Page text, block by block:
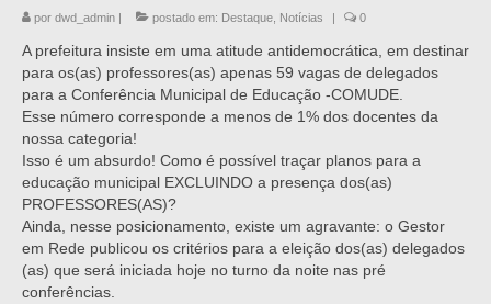
por dwd_admin | postado em: Destaque Notícias | 0
A prefeitura insiste em uma atitude antidemocrática, em destinar
para os(as) professores(as) apenas 59 vagas de delegados
para a Conferência Municipal de Educação -COMUDE.
Esse número corresponde a menos de 1% dos docentes da
nossa categoria!
Isso é um absurdo! Como é possível traçar planos para a
educação municipal EXCLUINDO a presença dos(as)
PROFESSORES(AS)?
Ainda, nesse posicionamento, existe um agravante: o Gestor
em Rede publicou os critérios para a eleição dos(as) delegados
(as) que será iniciada hoje no turno da noite nas pré
conferências.